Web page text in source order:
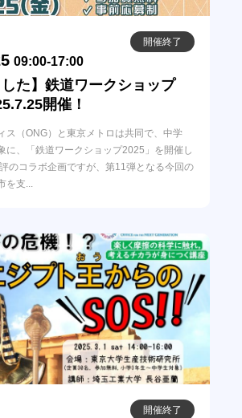
学習デザインメソッド
ONGデジタル教材一覧
し込み・お問い合わせ
開催終了
09:00-17:00
した】鉄道ワークショップ
開催！
ス（ONG）と東京メトロは共同で、中学
に、「鉄道ワークショップ2025」を開催し
のコラボ企画ですが、第11弾となる今回の
を支...
開催終了